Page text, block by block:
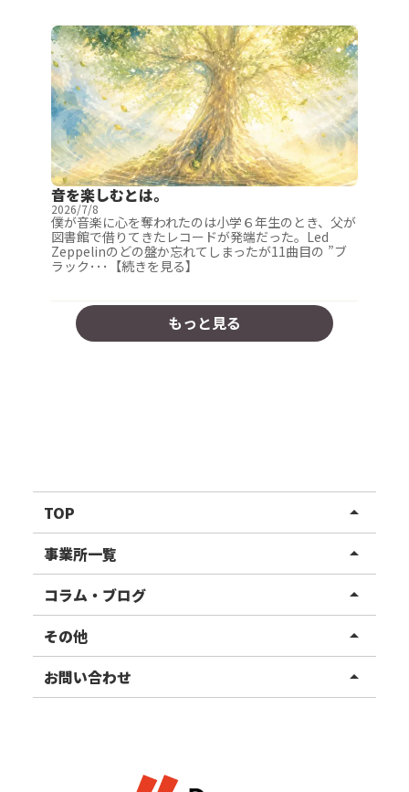
音を楽しむとは。
2026/7/8
僕が音楽に心を奪われたのは小学６年生のとき、父が
図書館で借りてきたレコードが発端だった。Led
Zeppelinのどの盤か忘れてしまったが11曲目の ”ブ
ラック･･･【続きを見る】
もっと見る
TOP arrow_drop_up
リハスワーク
リハスファーム
事業所一覧 arrow_drop_up
関東エリア
東北エリア
甲信越エリア
コラム・ブログ arrow_drop_up
事業所ブログ
ご利用者様の声
その他 arrow_drop_up
お知らせ
お問い合わせ arrow_drop_up